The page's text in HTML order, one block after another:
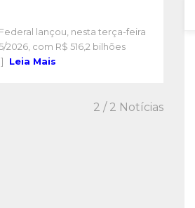
lançou, nesta terça-feira
2026, com R$ 516,2 bilhões
Leia Mais
2 / 2 Notícias